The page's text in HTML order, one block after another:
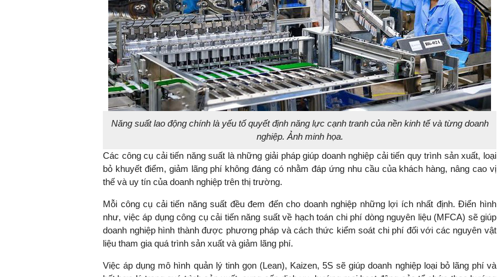
Năng suất lao động chính là yếu tố quyết định năng lực cạnh tranh của nền kinh tế và từng doanh
nghiệp. Ảnh minh họa.
Các công cụ cải tiến năng suất là những giải pháp giúp doanh nghiệp cải tiến quy trình sản xuất, loại
bỏ khuyết điểm, giảm lãng phí không đáng có nhằm đáp ứng nhu cầu của khách hàng, nâng cao vị
thế và uy tín của doanh nghiệp trên thị trường.
Mỗi công cụ cải tiến năng suất đều đem đến cho doanh nghiệp những lợi ích nhất định. Điển hình
như, việc áp dụng công cụ cải tiến năng suất về hạch toán chi phí dòng nguyên liệu (MFCA) sẽ giúp
doanh nghiệp hình thành được phương pháp và cách thức kiểm soát chi phí đối với các nguyên vật
liệu tham gia quá trình sản xuất và giảm lãng phí.
Việc áp dụng mô hình quản lý tinh gọn (Lean), Kaizen, 5S sẽ giúp doanh nghiệp loại bỏ lãng phí và